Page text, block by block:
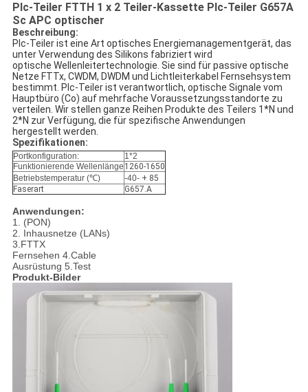
Plc-Teiler FTTH 1 x 2 Teiler-Kassette Plc-Teiler G657A
Sc APC optischer
Beschreibung:
Plc-Teiler ist eine Art optisches Energiemanagementgerät, das
unter Verwendung des Silikons fabriziert wird
optische Wellenleitertechnologie. Sie sind für passive optische
Netze FTTx, CWDM, DWDM und Lichtleiterkabel Fernsehsystem
bestimmt. Plc-Teiler ist verantwortlich, optische Signale vom
Hauptbüro (Co) auf mehrfache Voraussetzungsstandorte zu
verteilen. Wir stellen ganze Reihen Produkte des Teilers 1*N und
2*N zur Verfügung, die für spezifische Anwendungen
hergestellt werden.
Spezifikationen:
Portkonfiguration:
1*2
Funktionierende Wellenlänge 1260-1650
Betriebstemperatur (℃)
-40- + 85
Faserart
G657.A
Anwendungen:
1. (PON)
2. Inhausnetze (LANs)
3.FTTX
Fernsehen 4.Cable
Ausrüstung 5.Test
Produkt-Bilder